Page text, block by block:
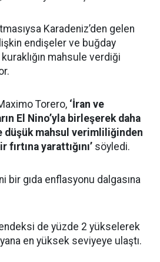
değişimlerini inceleyen FAO
131 puanla Ocak
değere ulaştı.
artışta, tahıl fiyat
3,4’lük yükseliş temel